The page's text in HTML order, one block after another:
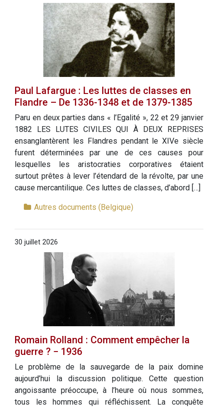
Paul Lafargue : Les luttes de classes en
Flandre – De 1336-1348 et de 1379-1385
Paru en deux parties dans « l’Egalité », 22 et 29 janvier
1882 LES LUTES CIVILES QUI À DEUX REPRISES
ensanglantèrent les Flandres pendant le XIVe siècle
furent déterminées par une de ces causes pour
lesquelles les aristocraties corporatives étaient
surtout prêtes à lever l’étendard de la révolte, par une
cause mercantilique. Ces luttes de classes, d’abord […]
Autres documents (Belgique)
30 juillet 2026
Romain Rolland : Comment empêcher la
guerre ? − 1936
Le problème de la sauvegarde de la paix domine
aujourd’hui la discussion politique. Cette question
angoissante préoccupe, à l’heure où nous sommes,
tous les hommes qui réfléchissent. La conquête